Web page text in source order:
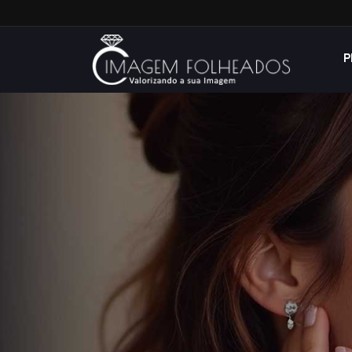
OS + RECENTES